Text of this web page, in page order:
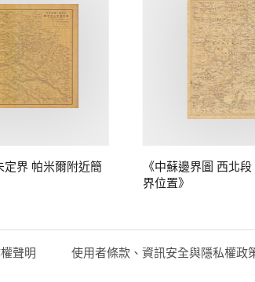
定界 帕米爾附近簡
《中蘇邊界圖 西北
界位置》
聲明 使用者條款、資訊安全與隱私權政